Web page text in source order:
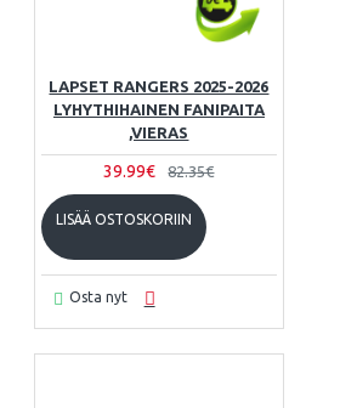
LAPSET RANGERS 2025-2026
LYHYTHIHAINEN FANIPAITA
,VIERAS
39.99€ 82.35€
LISÄÄ OSTOSKORIIN
Osta nyt